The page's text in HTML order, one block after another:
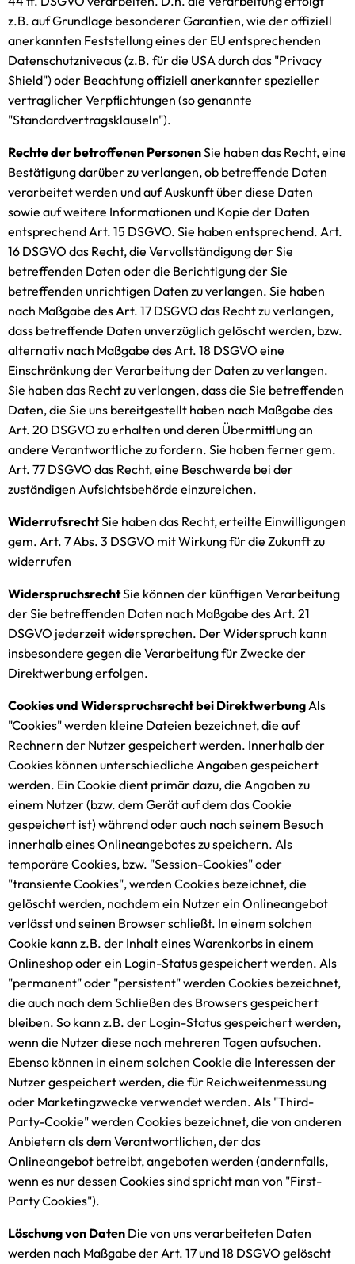
z.B. auf Grundlage besonderer Garantien, wie der offiziell
anerkannten Feststellung eines der EU entsprechenden
Datenschutzniveaus (z.B. für die USA durch das "Privacy
Shield") oder Beachtung offiziell anerkannter spezieller
vertraglicher Verpflichtungen (so genannte
"Standardvertragsklauseln").
Rechte der betroffenen PersonenSie haben das Recht, eine
Bestätigung darüber zu verlangen, ob betreffende Daten
verarbeitet werden und auf Auskunft über diese Daten
sowie auf weitere Informationen und Kopie der Daten
entsprechend Art. 15 DSGVO. Sie haben entsprechend. Art.
16 DSGVO das Recht, die Vervollständigung der Sie
betreffenden Daten oder die Berichtigung der Sie
betreffenden unrichtigen Daten zu verlangen. Sie haben
nach Maßgabe des Art. 17 DSGVO das Recht zu verlangen,
dass betreffende Daten unverzüglich gelöscht werden, bzw.
alternativ nach Maßgabe des Art. 18 DSGVO eine
Einschränkung der Verarbeitung der Daten zu verlangen.
Sie haben das Recht zu verlangen, dass die Sie betreffenden
Daten, die Sie uns bereitgestellt haben nach Maßgabe des
Art. 20 DSGVO zu erhalten und deren Übermittlung an
andere Verantwortliche zu fordern. Sie haben ferner gem.
Art. 77 DSGVO das Recht, eine Beschwerde bei der
zuständigen Aufsichtsbehörde einzureichen.
WiderrufsrechtSie haben das Recht, erteilte Einwilligungen
gem. Art. 7 Abs. 3 DSGVO mit Wirkung für die Zukunft zu
widerrufen
WiderspruchsrechtSie können der künftigen Verarbeitung
der Sie betreffenden Daten nach Maßgabe des Art. 21
DSGVO jederzeit widersprechen. Der Widerspruch kann
insbesondere gegen die Verarbeitung für Zwecke der
Direktwerbung erfolgen.
Cookies und Widerspruchsrecht bei DirektwerbungAls
"Cookies" werden kleine Dateien bezeichnet, die auf
Rechnern der Nutzer gespeichert werden. Innerhalb der
Cookies können unterschiedliche Angaben gespeichert
werden. Ein Cookie dient primär dazu, die Angaben zu
einem Nutzer (bzw. dem Gerät auf dem das Cookie
gespeichert ist) während oder auch nach seinem Besuch
innerhalb eines Onlineangebotes zu speichern. Als
temporäre Cookies, bzw. "Session-Cookies" oder
"transiente Cookies", werden Cookies bezeichnet, die
gelöscht werden, nachdem ein Nutzer ein Onlineangebot
verlässt und seinen Browser schließt. In einem solchen
Cookie kann z.B. der Inhalt eines Warenkorbs in einem
Onlineshop oder ein Login-Status gespeichert werden. Als
"permanent" oder "persistent" werden Cookies bezeichnet,
die auch nach dem Schließen des Browsers gespeichert
bleiben. So kann z.B. der Login-Status gespeichert werden,
wenn die Nutzer diese nach mehreren Tagen aufsuchen.
Ebenso können in einem solchen Cookie die Interessen der
Nutzer gespeichert werden, die für Reichweitenmessung
oder Marketingzwecke verwendet werden. Als "Third-
Party-Cookie" werden Cookies bezeichnet, die von anderen
Anbietern als dem Verantwortlichen, der das
Onlineangebot betreibt, angeboten werden (andernfalls,
wenn es nur dessen Cookies sind spricht man von "First-
Party Cookies").
Löschung von Daten Die von uns verarbeiteten Daten
werden nach Maßgabe der Art. 17 und 18 DSGVO gelöscht